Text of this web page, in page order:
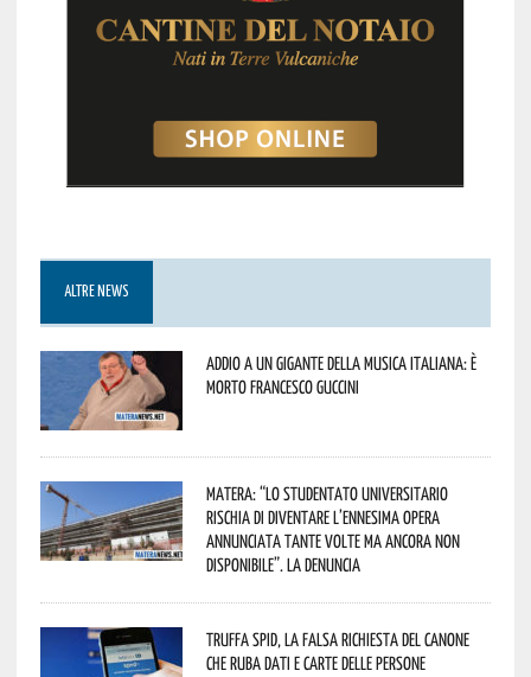
ALTRE NEWS
Addio a un gigante della musica italiana: è
morto Francesco Guccini
Matera: “Lo studentato universitario
rischia di diventare l’ennesima opera
annunciata tante volte ma ancora non
disponibile”. La denuncia
Truffa Spid, la falsa richiesta del canone
che ruba dati e carte delle persone